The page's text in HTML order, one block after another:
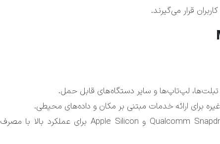
قرار می‌گیرند.
لپ‌تاپ‌ها و سایر دستگاه‌های قابل حمل.
پردازنده‌ها: پردازنده‌های کم‌مصرف مانند Qualcomm Snapdragon و Apple Silicon برای عملکرد بالا با مصرف